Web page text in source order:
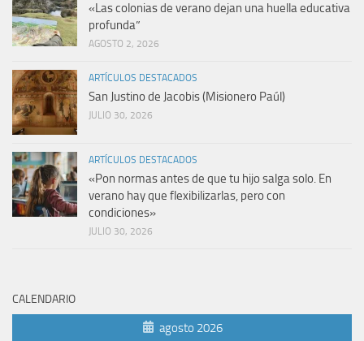
«Las colonias de verano dejan una huella educativa
profunda”
AGOSTO 2, 2026
ARTÍCULOS DESTACADOS
San Justino de Jacobis (Misionero Paúl)
JULIO 30, 2026
ARTÍCULOS DESTACADOS
«Pon normas antes de que tu hijo salga solo. En
verano hay que flexibilizarlas, pero con
condiciones»
JULIO 30, 2026
CALENDARIO
agosto 2026